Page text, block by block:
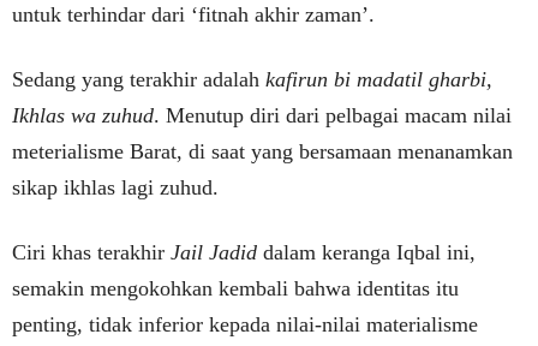
untuk terhindar dari ‘fitnah akhir zaman’.
Sedang yang terakhir adalah kafirun bi madatil gharbi,
Ikhlas wa zuhud. Menutup diri dari pelbagai macam nilai
meterialisme Barat, di saat yang bersamaan menanamkan
sikap ikhlas lagi zuhud.
Ciri khas terakhir Jail Jadid dalam keranga Iqbal ini,
semakin mengokohkan kembali bahwa identitas itu
penting, tidak inferior kepada nilai-nilai materialisme